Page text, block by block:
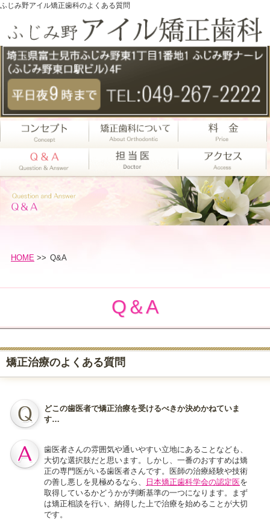
ふじみ野アイル矯正歯科のよくある質問
HOME >> Q&A
Q＆A
矯正治療のよくある質問
どこの歯医者で矯正治療を受けるべきか決めかねていま
す…
歯医者さんの雰囲気や通いやすい立地にあることなども、
大切な選択肢だと思います。しかし、一番のおすすめは矯
正の専門医がいる歯医者さんです。医師の治療経験や技術
の善し悪しを見極めるなら、
日本矯正歯科学会の認定医を
取得しているかどうかが判断基準の一つになります。まず
は矯正相談を行い、納得した上で治療を始めることが大切
です。